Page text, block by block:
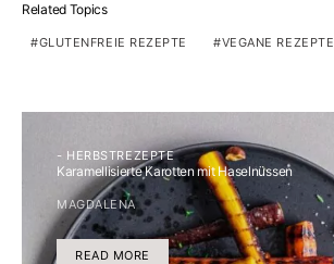
Related Topics
GLUTENFREIE REZEPTE VEGANE REZEPTE
- HERBSTREZEPTE
Karamellisierte Karotten mit Haselnüssen
MAGDALENA
READ MORE